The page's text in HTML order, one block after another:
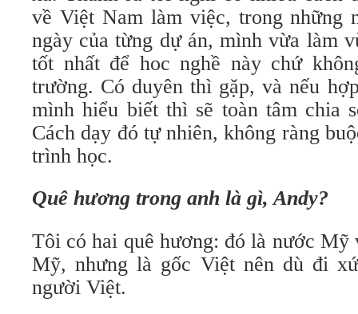
về Việt Nam làm việc, trong những
ngày của từng dự án, mình vừa làm
tốt nhất để hoc nghề này chứ
trường. Có duyên thì gặp, và nếu
mình hiểu biết thì sẽ toàn tâm chia
Cách dạy đó tự nhiên, không ràng
trình học.
Quê hương trong anh là gì, Andy?
Tôi có hai quê hương: đó là nước Mỹ
Mỹ, nhưng là gốc Việt nên dù đi
người Việt.